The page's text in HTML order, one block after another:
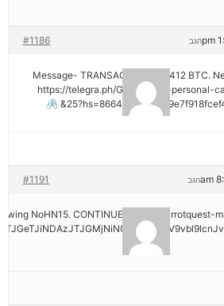
#1186 הגב
🖇 Message- TRANSACTION 1.82412 BTC.
https://telegra.ph/Go-to-your-personal-
#1191 הגב
NoHN15. CONTINUE =>> out.carrotquest-